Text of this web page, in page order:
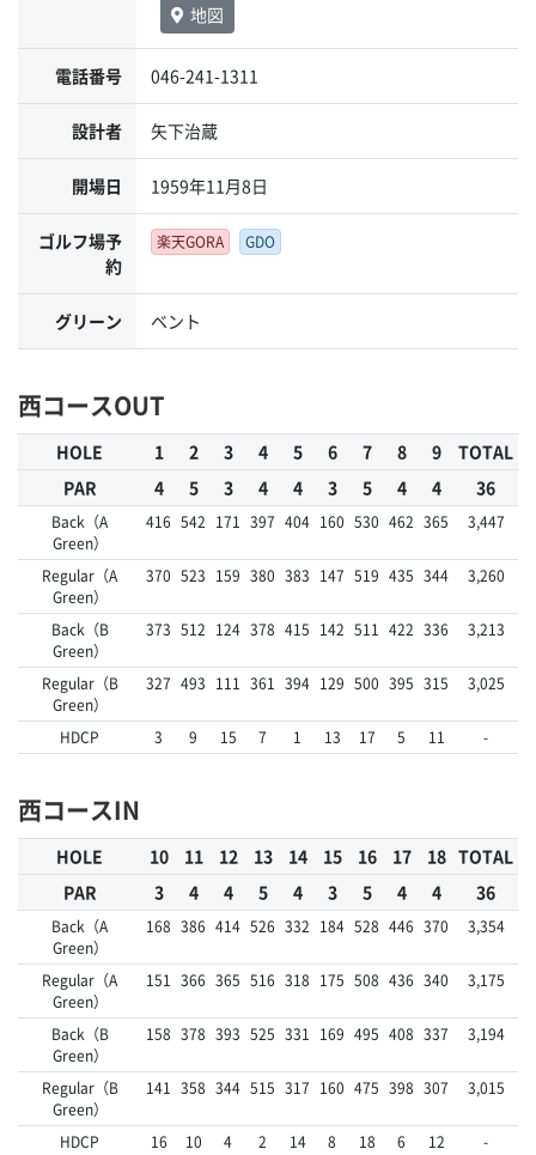
地図
電話番号 046-241-1311
設計者 矢下治蔵
開場日 1959年11月8日
ゴルフ場予
約
楽天GORA GDO
グリーン ベント
西コースOUT
HOLE 1 2 3 4 5 6 7 8 9
TOTAL
PAR
4 5 3 4 4 3 5 4 4 36
Back（A
Green）
416 542 171 397 404 160 530 462 365 3,447
Regular（A
Green）
370 523 159 380 383 147 519 435 344 3,260
Back（B
Green）
373 512 124 378 415 142 511 422 336 3,213
Regular（B
Green）
327 493 111 361 394 129 500 395 315 3,025
HDCP 3 9 15 7 1 13 17 5 11 -
西コースIN
HOLE 10 11 12 13 14 15 16 17 18 TOTAL
PAR
3 4 4 5 4 3 5 4 4 36
Back（A
Green）
168 386 414 526 332 184 528 446 370 3,354
Regular（A
Green）
151 366 365 516 318 175 508 436 340 3,175
Back（B
Green）
158 378 393 525 331 169 495 408 337 3,194
Regular（B
Green）
141 358 344 515 317 160 475 398 307 3,015
HDCP 16 10 4 2 14 8 18 6 12 -